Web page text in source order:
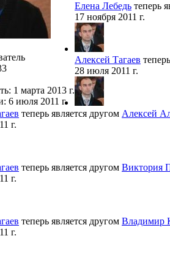
1 марта 2013 г.
6 июля 2011 г.
Елена Лебедь теперь
17 ноября 2011 г.
Алексей Тагаев
28 июля 2011 г.
теперь является другом Алексей
г.
теперь является другом Виктория
г.
теперь является другом Владимир
г.